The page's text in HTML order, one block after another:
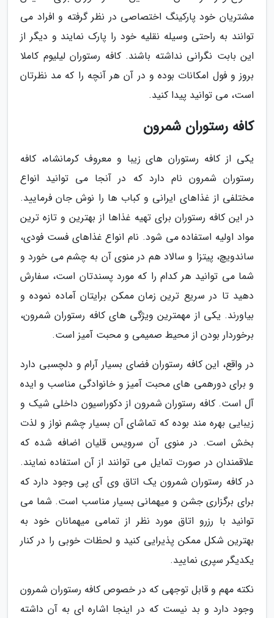
مشتریان خود پارکینگ اختصاصی در نظر گرفته و افراد می
توانند به راحتی وسیله نقلیه خود را پارک نمایند و دیگر از
این بابت نگرانی نداشته باشند. کافه رستوران لیلیوم کاملا
بروز و فول امکانات بوده و در آن هر آنچه را که مد نظرتان
است، می توانید پیدا کنید.
کافه رستوران شمرون
یکی از کافه رستوران های زیبا و معروف کرمانشاه، کافه
رستوران شمرون نام دارد که در آنجا می توانید انواع
مختلفی از غذاهای ایرانی و کباب ها را نوش جان فرمایید.
در این کافه رستوران برای تهیه غذاها از بهترین و تازه ترین
مواد اولیه استفاده می شود. نام انواع غذاهای فست فودی،
ساندویچ، پیتزا و سالاد هم در منوی آن به چشم می خورد و
شما می توانید هر کدام را که مورد پسندتان است، سفارش
دهید تا در سریع ترین زمان ممکن برایتان آماده نموده و
بیاورند. یکی از مهمترین ویژگی های کافه رستوران شمرون،
برخوردار بودن از محیط صمیمی و محبت آمیز است.
در واقع، این کافه رستوران فضای بسیار آرام و دلچسبی دارد
و برای دورهمی های محبت آمیز و خانوادگی مناسب و ایده
آل است. کافه رستوران شمرون از دکوراسیون داخلی شیک و
زیبایی بهره مند بوده که تماشای آن بسیار چشم نواز و لذت
بخش است. در منوی آن سرویس قلیان اضافه شده که
علاقمندان در صورت تمایل می توانند از آن استفاده نمایند.
در کافه رستوران شمرون یک اتاق وی آی پی وجود دارد که
برای برگزاری جشن و میهمانی بسیار مناسب است. شما می
توانید با رزرو اتاق مورد نظر از تمامی میهمانان خود به
بهترین شکل ممکن پذیرایی کنید و لحظات خوبی را در کنار
یکدیگر سپری نمایید.
نکته مهم و قابل توجهی که در خصوص کافه رستوران شمرون
وجود دارد و بد نیست که در اینجا اشاره ای به آن داشته